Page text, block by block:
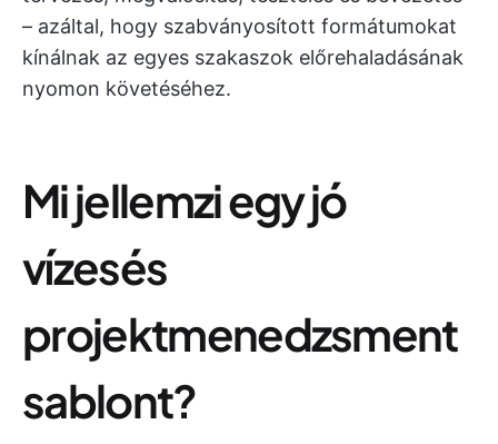
– azáltal, hogy szabványosított formátumokat
kínálnak az egyes szakaszok előrehaladásának
nyomon követéséhez.
Mi jellemzi egy jó
vízesés
projektmenedzsment
sablont?